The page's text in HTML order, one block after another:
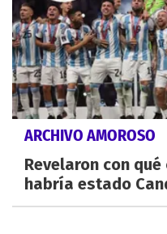
ARCHIVO AMOROSO
Revelaron con
habría estado